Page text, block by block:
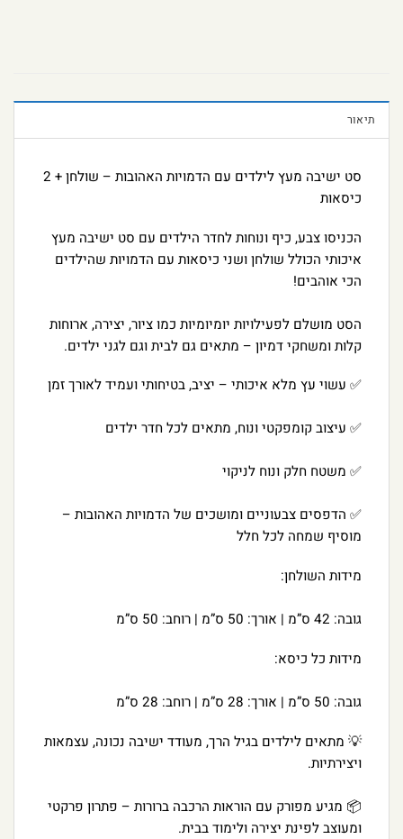
תיאור
סט ישיבה מעץ לילדים עם הדמויות האהובות – שולחן + 2
כיסאות
הכניסו צבע, כיף ונוחות לחדר הילדים עם סט ישיבה מעץ
איכותי הכולל שולחן ושני כיסאות עם הדמויות שהילדים
הכי אוהבים!
הסט מושלם לפעילויות יומיומיות כמו ציור, יצירה, ארוחות
קלות ומשחקי דמיון – מתאים גם לבית וגם לגני ילדים.
✅ עשוי עץ מלא איכותי – יציב, בטיחותי ועמיד לאורך זמן
✅ עיצוב קומפקטי ונוח, מתאים לכל חדר ילדים
✅ משטח חלק ונוח לניקוי
✅ הדפסים צבעוניים ומושכים של הדמויות האהובות –
מוסיף שמחה לכל חלל
מידות השולחן:
גובה: 42 ס”מ | אורך: 50 ס”מ | רוחב: 50 ס”מ
מידות כל כיסא:
גובה: 50 ס”מ | אורך: 28 ס”מ | רוחב: 28 ס”מ
💡 מתאים לילדים בגיל הרך, מעודד ישיבה נכונה, עצמאות
ויצירתיות.
📦 מגיע מפורק עם הוראות הרכבה ברורות – פתרון פרקטי
ומעוצב לפינת יצירה ולימוד בבית.